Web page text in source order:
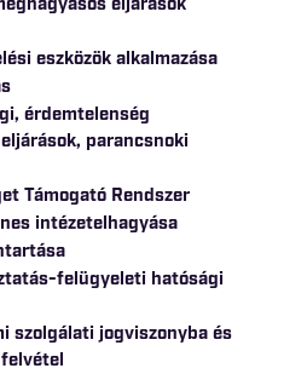
eszközök alkalmazása
érdemtelenség
parancsnoki
Támogató Rendszer
intézetelhagyása
felügyeleti hatósági
szolgálati jogviszonyba és